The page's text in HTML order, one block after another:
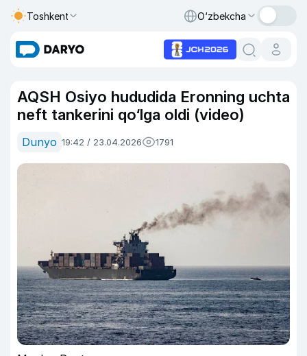
Toshkent O‘zbekcha
AQSH Osiyo hududida Eronning uchta
neft tankerini qo‘lga oldi (video)
Dunyo 19:42 / 23.04.2026 1791